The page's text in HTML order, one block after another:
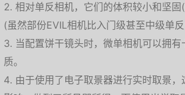
相对单反相机，它们的体积较小和坚
(虽然部份EVIL相机比入门级甚至中级单反
当配置饼干镜头时，微单相机可以拥
质。
由于使用了电子取景器进行实时取景